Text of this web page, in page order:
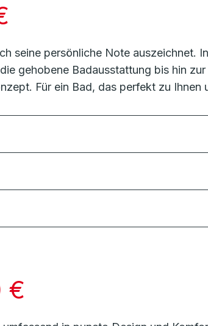
seine persönliche Note auszeichnet.
gehobene Badausstattung bis hin
Für ein Bad, das perfekt zu Ihnen
€